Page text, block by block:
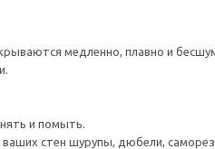
медленно, плавно и
и помыть.
стен шурупы, дюбели,